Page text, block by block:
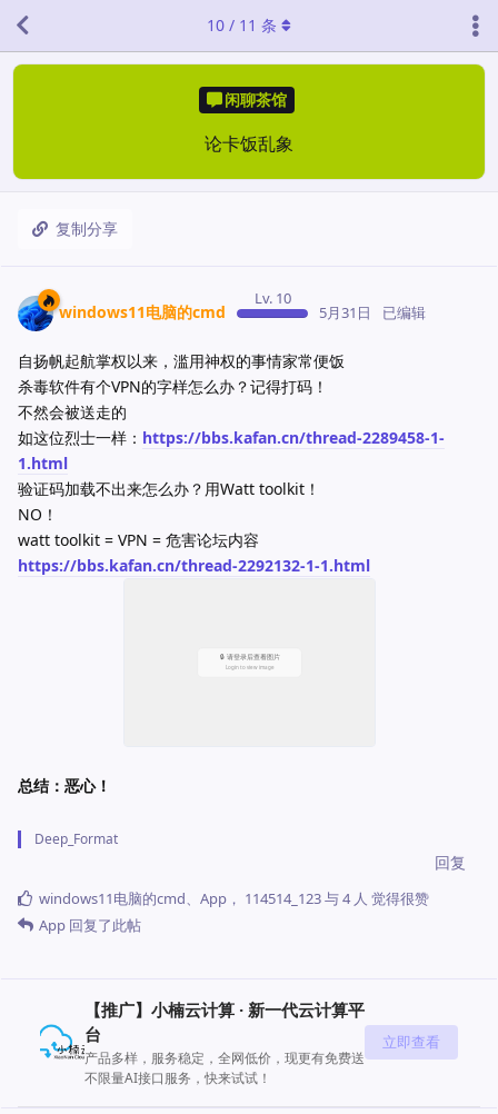
闲聊茶馆
论卡饭乱象
复制分享
10 / 11 条
windows11电脑的cmd
Lv. 10
5月31日 已编辑
自扬帆起航掌权以来，滥用神权的事情家常便饭
杀毒软件有个VPN的字样怎么办？记得打码！
不然会被送走的
如这位烈士一样： https://bbs.kafan.cn/thread-2289458-1-
1.html
验证码加载不出来怎么办？用Watt toolkit！
NO！
watt toolkit = VPN = 危害论坛内容
https://bbs.kafan.cn/thread-2292132-1-1.html
总结：恶心！
Deep_Format
回复
windows11电脑的cmd、 App ， 114514_123与4 人 觉得很赞
App 回复了此帖
【推广】小楠云计算 · 新一代云计算平
台
产品多样，服务稳定，全网低价，现更有免费送
不限量AI接口服务，快来试试！
立即查看